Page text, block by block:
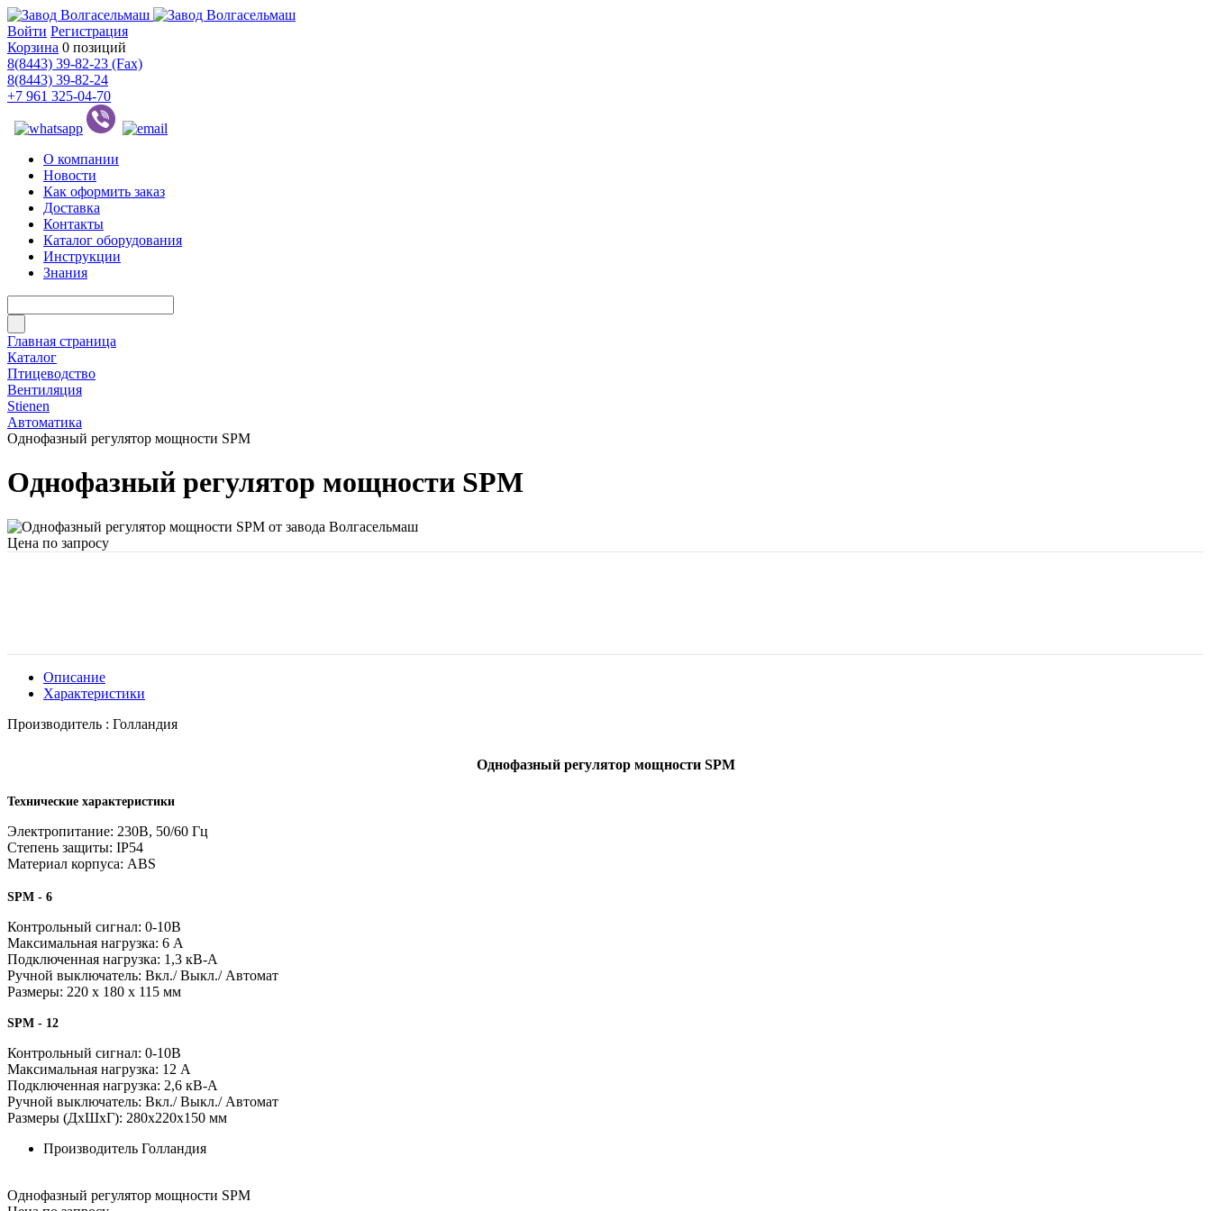
Войти Регистрация
Корзина 0 позиций
8(8443) 39-82-23 (Fax)
8(8443) 39-82-24
+7 961 325-04-70
О компании
Новости
Как оформить заказ
Доставка
Контакты
Каталог оборудования
Инструкции
Знания
Главная страница
Каталог
Птицеводство
Вентиляция
Stienen
Автоматика
Однофазный регулятор мощности SPM
Однофазный регулятор мощности SPM
Цена по запросу
Описание
Характеристики
Производитель : Голландия
Однофазный регулятор мощности SPM
Технические характеристики
Электропитание: 230В, 50/60 Гц
Степень защиты: IP54
Материал корпуса: ABS
SPM - 6
Контрольный сигнал: 0-10В
Максимальная нагрузка: 6 А
Подключенная нагрузка: 1,3 кВ-А
Ручной выключатель: Вкл./ Выкл./ Автомат
Размеры: 220 x 180 x 115 мм
SPM - 12
Контрольный сигнал: 0-10В
Максимальная нагрузка: 12 А
Подключенная нагрузка: 2,6 кВ-А
Ручной выключатель: Вкл./ Выкл./ Автомат
Размеры (ДxШxГ): 280x220x150 мм
Производитель Голландия
Однофазный регулятор мощности SPM